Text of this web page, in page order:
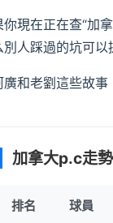
你現在正在查“加
別人踩過的坑可
廣和老劉這些故事
track
加拿大p.c走
排名 球員